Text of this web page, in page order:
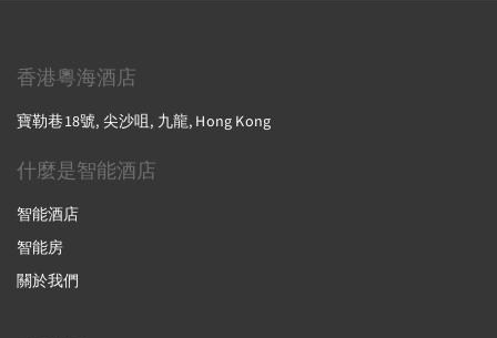
香港粵海酒店
寶勒巷18號, 尖沙咀, 九龍, Hong Kong
什麼是智能酒店
智能酒店
智能房
關於我們